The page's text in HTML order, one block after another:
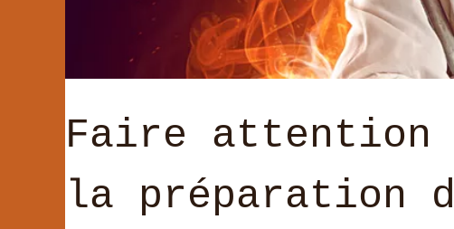
Faire attention
la préparation